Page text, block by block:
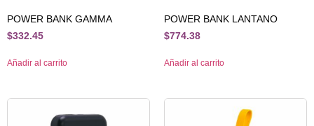
POWER BANK GAMMA
$332.45
Añadir al carrito
POWER BANK LANTANO
$774.38
Añadir al carrito